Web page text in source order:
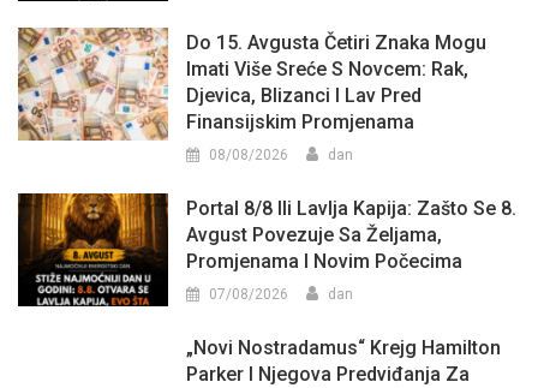
Do 15. Avgusta Četiri Znaka Mogu
Imati Više Sreće S Novcem: Rak,
Djevica, Blizanci I Lav Pred
Finansijskim Promjenama
08/08/2026 dan
Portal 8/8 Ili Lavlja Kapija: Zašto Se 8.
Avgust Povezuje Sa Željama,
Promjenama I Novim Počecima
07/08/2026 dan
„Novi Nostradamus“ Krejg Hamilton
Parker I Njegova Predviđanja Za